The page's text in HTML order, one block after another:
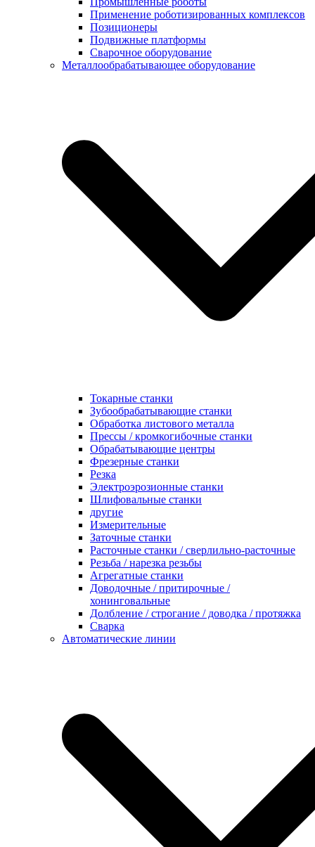
Применение роботизированных комплексов
Позиционеры
Подвижные платформы
Сварочное оборудование
Металлообрабатывающее оборудование
Токарные станки
Зубообрабатывающие станки
Обработка листового металла
Прессы / кромкогибочные станки
Обрабатывающие центры
Фрезерные станки
Резка
Электроэрозионные станки
Шлифовальные станки
другие
Измерительные
Заточные станки
Расточные станки / сверлильно-расточные
Резьба / нарезка резьбы
Агрегатные станки
Доводочные / притирочные /
хонинговальные
Долбление / строгание / доводка / протяжка
Сварка
Автоматические линии